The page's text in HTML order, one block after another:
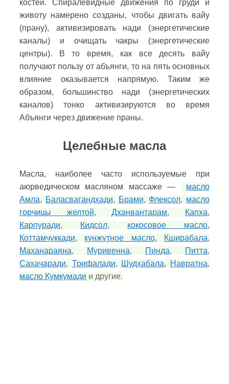
костей. Спиралевидные движения по груди и
животу намерено созданы, чтобы двигать вайу
(прану), активизировать нади (энергетические
каналы) и очищать чакры (энергетические
центры). В то время, как все десять вайу
получают пользу от абъянги, то на пять основных
влияние оказывается напрямую. Таким же
образом, большинство нади (энергетических
каналов) тонко активизируются во время
Абъянги через движение праны.
Целебные масла
Масла, наиболее часто используемые при
аюрведическом масляном массаже —
масло
Амла, Баласвагандхади, Брами, Флексол, масло
горчицы желтой,Дханвантарам, Капха,
Карпуради, Кидсол, кокосовое масло,
Коттамчуккади, кунжутное масло, Кширабала,
Маханараяна, Муривенна, Пинда, Питта,
Сахачаради, Трифалади, Шудхабала, Навратна,
масло Кумкумади и другие.